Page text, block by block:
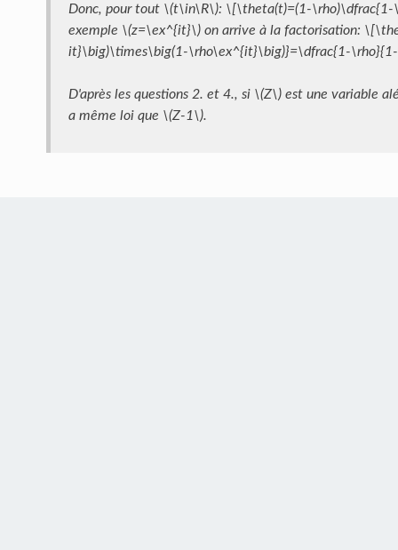
Donc, pour tout \(t\in\R\): \[\theta(t)=(1-
exemple \(z=\ex^{it}\) on arrive à la factorisation:
it}\big)\times\big(1-\rho\ex^{it}\big)}=\dfrac{1-
D'après les questions 2. et 4., si \(Z\) est une variable
a même loi que \(Z-1\).